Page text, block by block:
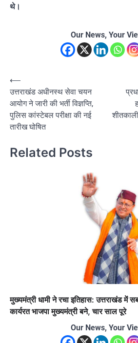
थे।
Our News, Your
Post
navigation
⟵
उत्तराखंड अधीनस्थ सेवा चयन
आयोग ने जारी की भर्ती विज्ञप्ति,
पुलिस कांस्टेबल परीक्षा की नई
तारीख घोषित
Related Posts
मुख्यमंत्री धामी ने रचा इतिहास: उत्तराखंड
कार्यरत भाजपा मुख्यमंत्री बने, चार साल पूरे
Our News, Your